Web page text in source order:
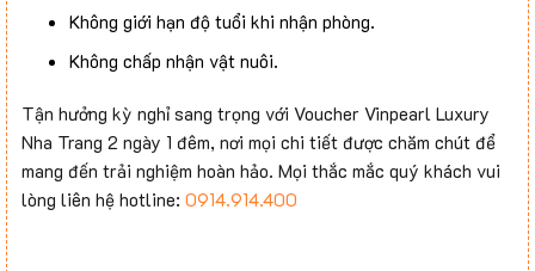
Không giới hạn độ tuổi khi nhận phòng.
Không chấp nhận vật nuôi.
Tận hưởng kỳ nghỉ sang trọng với Voucher Vinpearl Luxury
Nha Trang 2 ngày 1 đêm, nơi mọi chi tiết được chăm chút để
mang đến trải nghiệm hoàn hảo. Mọi thắc mắc quý khách vui
lòng liên hệ hotline: 0914.914.400